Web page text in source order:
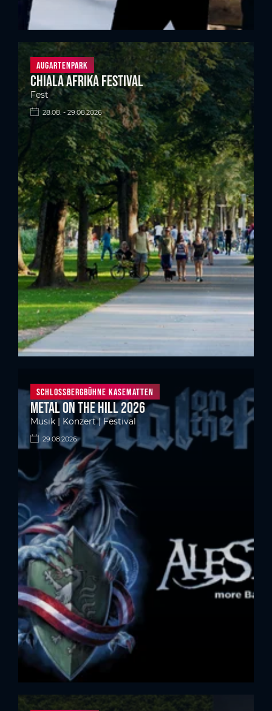
Augartenpark
Chiala Afrika Festival
Fest
28.08. - 29.08.2026
Schlossbergbühne Kasematten
Metal on the Hill 2026
Musik | Konzert | Festival
29.08.2026